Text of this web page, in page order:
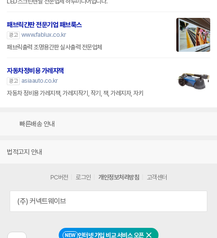
NEW 인터넷 가입 비교 서비스 오픈
패브릭간판 전문기업 패브룩스
광고 www.fablux.co.kr
패브릭출력 조명용간판 실사출력 전문업체
자동차정비용 가레지잭
광고
asiaauto.co.kr
자동차 정비용 가레지잭, 가레지작기, 작기, 잭, 가레지자, 자키
빠른배송 안내
법적고지 안내
PC버전 로그인 개인정보처리방침 고객센터
(주) 커넥트웨이브